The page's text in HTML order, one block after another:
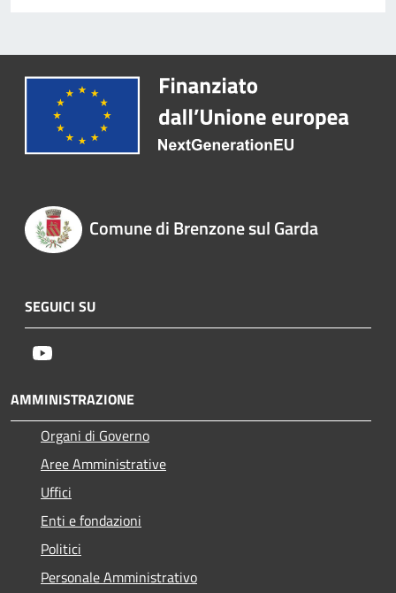
Comune di Brenzone sul Garda
SEGUICI SU
AMMINISTRAZIONE
Organi di Governo
Aree Amministrative
Uffici
Enti e fondazioni
Politici
Personale Amministrativo